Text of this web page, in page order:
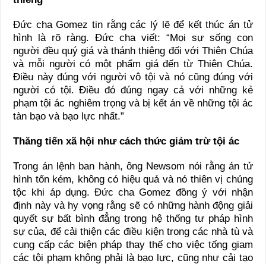
Đức cha Gomez tin rằng các lý lẽ để kết thúc án tử
hình là rõ ràng. Đức cha viết: “Mọi sự sống con
người đều quý giá và thánh thiêng đối với Thiên Chúa
và mỗi người có một phẩm giá đến từ Thiên Chúa.
Điều này đúng với người vô tội và nó cũng đúng với
người có tội. Điều đó đúng ngay cả với những kẻ
phạm tội ác nghiêm trọng và bị kết án về những tội ác
tàn bạo và bạo lực nhất.”
Thăng tiến xã hội như cách thức giảm trừ tội ác
Trong án lệnh ban hành, ông Newsom nói rằng án tử
hình tốn kém, không có hiệu quả và nó thiên vị chủng
tộc khi áp dụng. Đức cha Gomez đồng ý với nhận
định này và hy vọng rằng sẽ có những hành động giải
quyết sự bất bình đẳng trong hệ thống tư pháp hình
sự của, để cải thiện các điều kiện trong các nhà tù và
cung cấp các biện pháp thay thế cho việc tống giam
các tội phạm không phải là bạo lực, cũng như cải tạo